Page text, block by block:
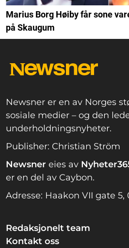
Marius Borg Høiby får sone
på Skaugum
Newsner er en av Norges
sosiale medier – og den
underholdningsnyheter.
Publisher: Christian Ström
Newsner eies av
er en del av Caybon.
Adresse: Haakon VII gate 5,
Redaksjonelt team
Kontakt oss